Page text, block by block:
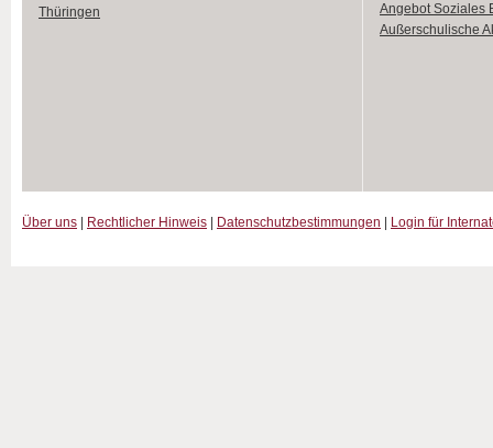
Thüringen
Angebot Soziales
Außerschulische
Über uns Rechtlicher Hinweis Datenschutzbestimmungen Login für